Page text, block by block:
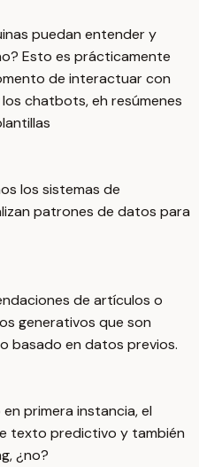
puedan entender y
Esto es prácticamente
de interactuar con
chatbots, eh resúmenes
los sistemas de
patrones de datos para
de artículos o
generativos que son
basado en datos previos.
primera instancia, el
texto predictivo y también
¿no?